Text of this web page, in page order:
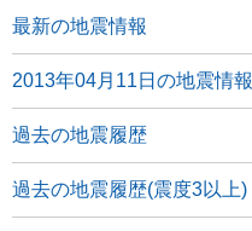
最新の地震情報
2013年04月11日の地震情報
過去の地震履歴
過去の地震履歴(震度3以上)